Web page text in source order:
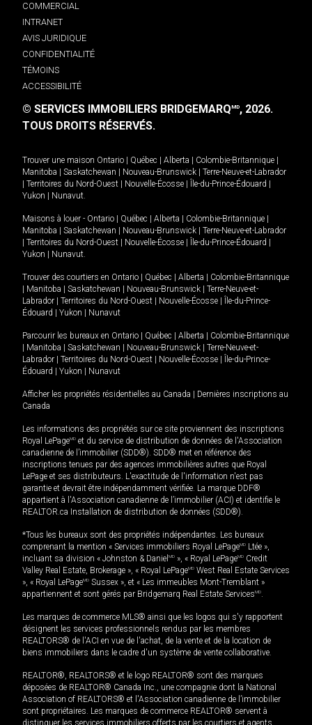
COMMERCIAL
INTRANET
AVIS JURIDIQUE
CONFIDENTIALITÉ
TÉMOINS
ACCESSIBILITÉ
© SERVICES IMMOBILIERS BRIDGEMARQMD, 2026.
TOUS DROITS RÉSERVÉS.
Trouver une maison Ontario Québec Alberta Colombie-Britannique
Manitoba
Saskatchewan Nouveau-Brunswick
Terre-Neuve-et-Labrador
Territoires du Nord-Ouest Nouvelle-Écosse Île-du-Prince-Édouard
Yukon
Nunavut.
Maisons à louer - Ontario Québec Alberta Colombie-Britannique
Manitoba
Saskatchewan Nouveau-Brunswick
Terre-Neuve-et-Labrador
Territoires du Nord-Ouest Nouvelle-Écosse Île-du-Prince-Édouard
Yukon
Nunavut.
Trouver des courtiers en Ontario Québec Alberta
Colombie-Britannique
Manitoba Saskatchewan Nouveau-Brunswick
Terre-Neuve-et-
Labrador
Territoires du Nord-Ouest Nouvelle-Écosse
Île-du-Prince-
Édouard
Yukon Nunavut
Parcourir les bureaux en Ontario Québec Alberta
Colombie-Britannique
Manitoba Saskatchewan Nouveau-Brunswick
Terre-Neuve-et-
Labrador
Territoires du Nord-Ouest Nouvelle-Écosse
Île-du-Prince-
Édouard
Yukon Nunavut
Afficher les propriétés résidentielles au Canada
Dernières inscriptions au
Canada
Les informations des propriétés sur ce site proviennent des inscriptions
Royal LePageMD et du service de distribution de données de l'Association
canadienne de l’immobilier (SDD®). SDD® met en référence des
inscriptions tenues par des agences immobilières autres que Royal
LePage et ses distributeurs. L'exactitude de l'information n'est pas
garantie et devrait être indépendamment vérifiée. La marque DDF®
appartient à l'Association canadienne de l’immobilier (ACI) et identifie le
REALTOR.ca Installation de distribution de données (SDD®).
*Tous les bureaux sont des propriétés indépendantes. Les bureaux
comprenant la mention « Services immobiliers Royal LePageMD Ltée »,
incluant sa division « Johnston & Daniel MD », « Royal LePageMD Credit
Valley Real Estate, Brokerage », « Royal LePageMD West Real Estate Services
», « Royal LePageMD Sussex », et « Les immeubles Mont-Tremblant »
appartiennent et sont gérés par Bridgemarq Real Estate ServicesMD.
Les marques de commerce MLS® ainsi que les logos qui s'y rapportent
désignent les services professionnels rendus par les membres
REALTORS® de l'ACI en vue de l'achat, de la vente et de la location de
biens immobiliers dans le cadre d'un système de vente collaborative.
REALTOR®, REALTORS® et le logo REALTOR® sont des marques
déposées de REALTOR® Canada Inc., une compagnie dont la National
Association of REALTORS® et l'Association canadienne de l’immobilier
sont propriétaires. Les marques de commerce REALTOR® servent à
distinguer les services immobiliers offerts par les courtiers et agents